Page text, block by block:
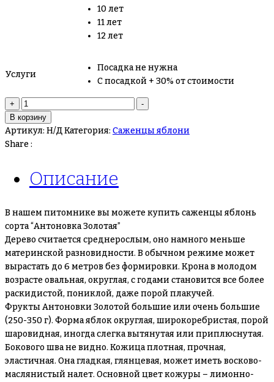
10 лет
11 лет
12 лет
Услуги
Посадка не нужна
С посадкой + 30% от стоимости
+
-
В корзину
Артикул: Н/ДКатегория: Саженцы яблони
Share :
Описание
В нашем питомнике вы можете купить саженцы яблонь
сорта “Антоновка Золотая”
Дерево считается среднерослым, оно намного меньше
материнской разновидности. В обычном режиме может
вырастать до 6 метров без формировки. Крона в молодом
возрасте овальная, округлая, с годами становится все более
раскидистой, пониклой, даже порой плакучей.
Фрукты Антоновки Золотой большие или очень большие
(250-350 г). Форма яблок округлая, широкоребристая, порой
шаровидная, иногда слегка вытянутая или приплюснутая.
Бокового шва не видно. Кожица плотная, прочная,
эластичная. Она гладкая, глянцевая, может иметь восково-
маслянистый налет. Основной цвет кожуры – лимонно-